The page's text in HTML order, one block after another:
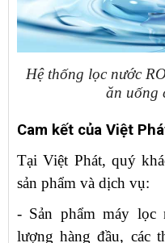
Hệ thống lọc nước
ăn uống
Cam kết của Việt
Tại Việt Phát, quý
sản phẩm và dịch vụ:
- Sản phẩm máy lọc
lượng hàng đầu, các